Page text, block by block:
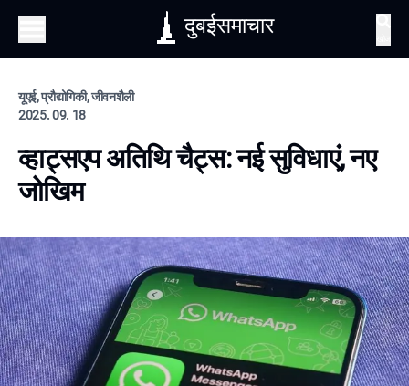
दुबईसमाचार
यूएई, प्रौद्योगिकी, जीवनशैली
2025. 09. 18
व्हाट्सएप अतिथि चैट्स: नई सुविधाएं, नए
जोखिम